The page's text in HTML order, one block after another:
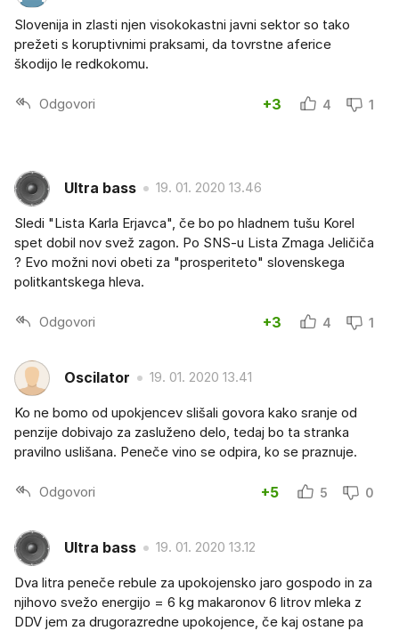
Slovenija in zlasti njen visokokastni javni sektor so tako
prežeti s koruptivnimi praksami, da tovrstne aferice
škodijo le redkokomu.
Odgovori +3 4 1
Ultra bass 19. 01. 2020 13.46
Sledi "Lista Karla Erjavca", če bo po hladnem tušu Korel
spet dobil nov svež zagon. Po SNS-u Lista Zmaga Jeličiča
? Evo možni novi obeti za "prosperiteto" slovenskega
politkantskega hleva.
Odgovori +3 4 1
Oscilator 19. 01. 2020 13.41
Ko ne bomo od upokjencev slišali govora kako sranje od
penzije dobivajo za zasluženo delo, tedaj bo ta stranka
pravilno uslišana. Peneče vino se odpira, ko se praznuje.
Odgovori +5 5 0
Ultra bass 19. 01. 2020 13.12
Dva litra peneče rebule za upokojensko jaro gospodo in za
njihovo svežo energijo = 6 kg makaronov 6 litrov mleka z
DDV jem za drugorazredne upokojence, če kaj ostane pa